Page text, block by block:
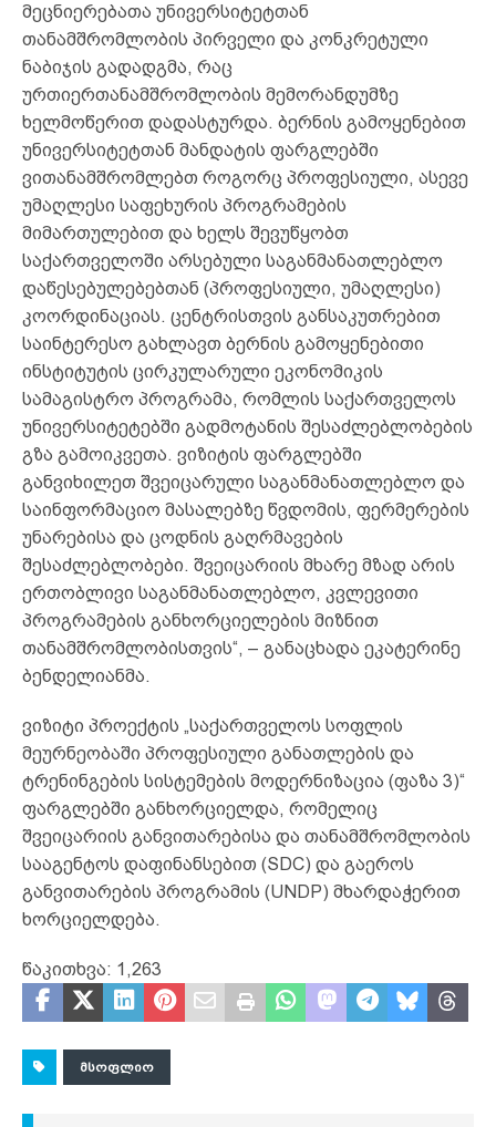
მეცნიერებათა უნივერსიტეტთან
თანამშრომლობის პირველი და კონკრეტული
ნაბიჯის გადადგმა, რაც
ურთიერთანამშრომლობის მემორანდუმზე
ხელმოწერით დადასტურდა. ბერნის გამოყენებით
უნივერსიტეტთან მანდატის ფარგლებში
ვითანამშრომლებთ როგორც პროფესიული, ასევე
უმაღლესი საფეხურის პროგრამების
მიმართულებით და ხელს შევუწყობთ
საქართველოში არსებული საგანმანათლებლო
დაწესებულებებთან (პროფესიული, უმაღლესი)
კოორდინაციას. ცენტრისთვის განსაკუთრებით
საინტერესო გახლავთ ბერნის გამოყენებითი
ინსტიტუტის ცირკულარული ეკონომიკის
სამაგისტრო პროგრამა, რომლის საქართველოს
უნივერსიტეტებში გადმოტანის შესაძლებლობების
გზა გამოიკვეთა. ვიზიტის ფარგლებში
განვიხილეთ შვეიცარული საგანმანათლებლო და
საინფორმაციო მასალებზე წვდომის, ფერმერების
უნარებისა და ცოდნის გაღრმავების
შესაძლებლობები. შვეიცარიის მხარე მზად არის
ერთობლივი საგანმანათლებლო, კვლევითი
პროგრამების განხორციელების მიზნით
თანამშრომლობისთვის“, – განაცხადა ეკატერინე
ბენდელიანმა.
ვიზიტი პროექტის „საქართველოს სოფლის
მეურნეობაში პროფესიული განათლების და
ტრენინგების სისტემების მოდერნიზაცია (ფაზა 3)“
ფარგლებში განხორციელდა, რომელიც
შვეიცარიის განვითარებისა და თანამშრომლობის
სააგენტოს დაფინანსებით (SDC) და გაეროს
განვითარების პროგრამის (UNDP) მხარდაჭერით
ხორციელდება.
წაკითხვა: 1,263
ᲛᲡᲝᲤᲚᲘᲝ